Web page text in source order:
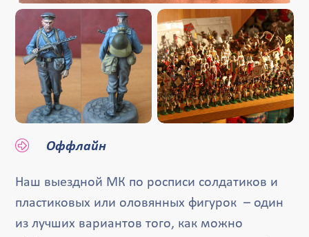
Оффлайн
Наш выездной МК по росписи солдатиков и
пластиковых или оловянных фигурок – один
из лучших вариантов того, как можно